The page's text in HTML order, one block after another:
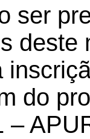
ser
deste
do
–